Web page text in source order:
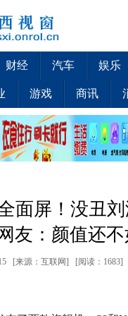
财经 汽车 娱乐
游戏 商讯
面屏！没丑
友：颜值还
[来源：互联网] [阅读：1683]